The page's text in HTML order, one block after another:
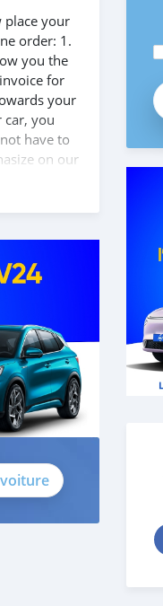
place your
order: 1.
you the
for
your
car, you
have to
on our